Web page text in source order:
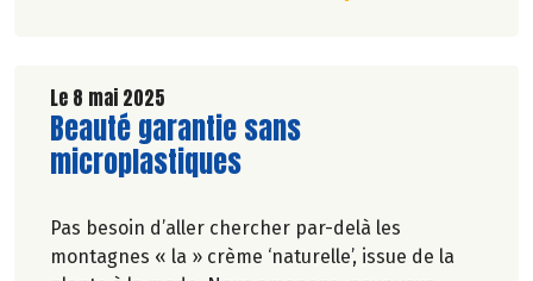
Le 8 mai 2025
Lire la suite de l'article
Beauté garantie sans
microplastiques
Pas besoin d’aller chercher par-delà les
montagnes « la » crème ‘naturelle’, issue de la